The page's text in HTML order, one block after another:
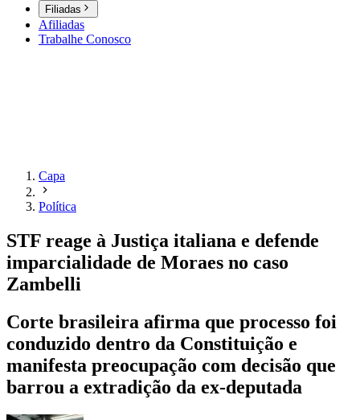
Filiadas
Afiliadas
Trabalhe Conosco
Capa
Política
STF reage à Justiça italiana e defende
imparcialidade de Moraes no caso
Zambelli
Corte brasileira afirma que processo foi
conduzido dentro da Constituição e
manifesta preocupação com decisão que
barrou a extradição da ex-deputada